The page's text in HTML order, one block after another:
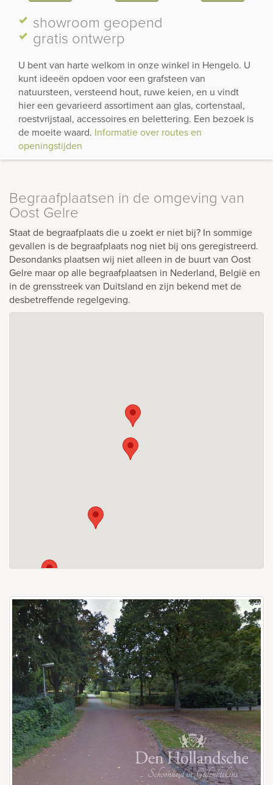
showroom geopend
gratis ontwerp
U bent van harte welkom in onze winkel in Hengelo. U
kunt ideeën opdoen voor een grafsteen van
natuursteen, versteend hout, ruwe keien, en u vindt
hier een gevarieerd assortiment aan glas, cortenstaal,
roestvrijstaal, accessoires en belettering. Een bezoek is
de moeite waard. Informatie over routes en
openingstijden
Begraafplaatsen in de omgeving van
Oost Gelre
Staat de begraafplaats die u zoekt er niet bij? In sommige
gevallen is de begraafplaats nog niet bij ons geregistreerd.
Desondanks plaatsen wij niet alleen in de buurt van Oost
Gelre maar op alle begraafplaatsen in Nederland, België en
in de grensstreek van Duitsland en zijn bekend met de
desbetreffende regelgeving.